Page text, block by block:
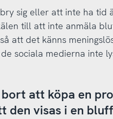
sig eller att inte ha tid
till att inte anmäla
att det känns
sociala medierna inte
att köpa en
den visas i en